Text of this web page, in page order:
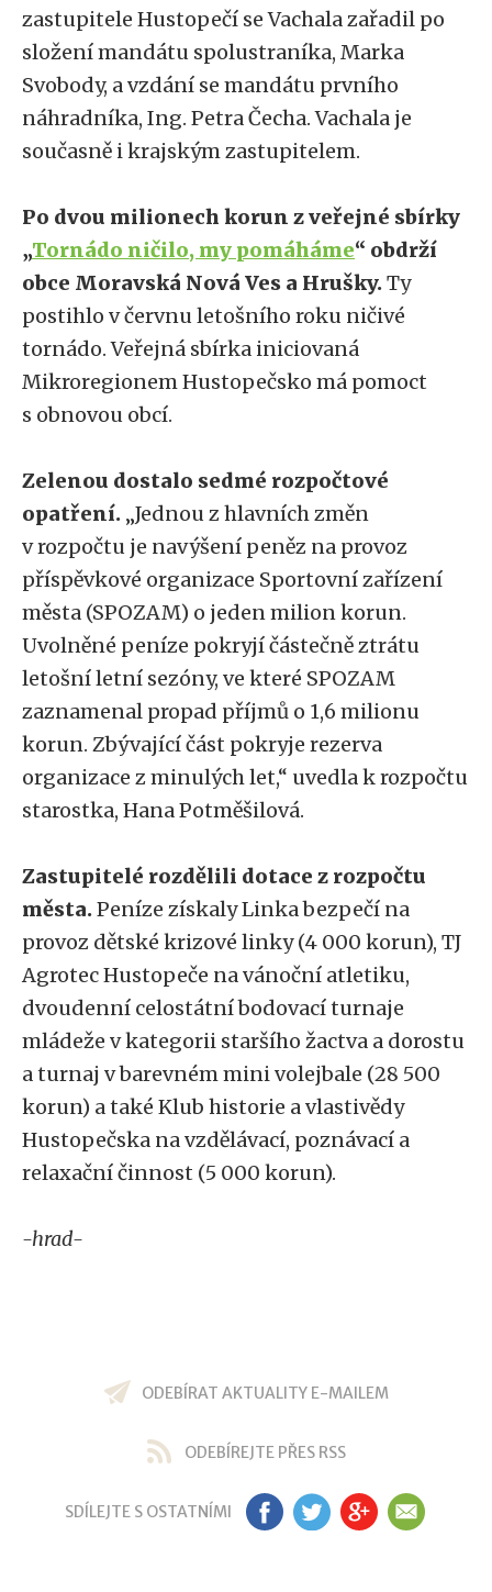
zastupitele Hustopečí se Vachala zařadil po
složení mandátu spolustraníka, Marka
Svobody, a vzdání se mandátu prvního
náhradníka, Ing. Petra Čecha. Vachala je
současně i krajským zastupitelem.
Po dvou milionech korun z veřejné sbírky
„Tornádo ničilo, my pomáháme“ obdrží
obce Moravská Nová Ves a Hrušky.Ty
postihlo v červnu letošního roku ničivé
tornádo. Veřejná sbírka iniciovaná
Mikroregionem Hustopečsko má pomoct
s obnovou obcí.
Zelenou dostalo sedmé rozpočtové
opatření. „Jednou z hlavních změn
v rozpočtu je navýšení peněz na provoz
příspěvkové organizace Sportovní zařízení
města (SPOZAM) o jeden milion korun.
Uvolněné peníze pokryjí částečně ztrátu
letošní letní sezóny, ve které SPOZAM
zaznamenal propad příjmů o 1,6 milionu
korun. Zbývající část pokryje rezerva
organizace z minulých let,“ uvedla k rozpočtu
starostka, Hana Potměšilová.
Zastupitelé rozdělili dotace z rozpočtu
města.Peníze získaly Linka bezpečí na
provoz dětské krizové linky (4 000 korun), TJ
Agrotec Hustopeče na vánoční atletiku,
dvoudenní celostátní bodovací turnaje
mládeže v kategorii staršího žactva a dorostu
a turnaj v barevném mini volejbale (28 500
korun) a také Klub historie a vlastivědy
Hustopečska na vzdělávací, poznávací a
relaxační činnost (5 000 korun).
-hrad-
ODEBÍRAT AKTUALITY E-MAILEM
ODEBÍREJTE PŘES RSS
SDÍLEJTE S OSTATNÍMI FB TW GP EM